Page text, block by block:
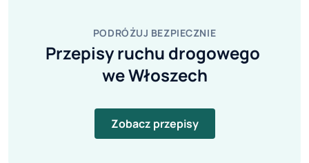
PODRÓŻUJ BEZPIECZNIE
Przepisy ruchu drogowego
we Włoszech
Zobacz przepisy